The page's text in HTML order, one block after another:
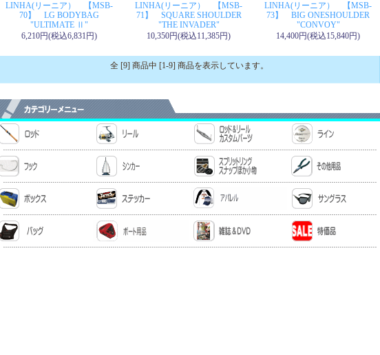
LINHA(リーニア） 【MSB-
70】 LG BODYBAG
"ULTIMATE Ⅱ"
6,210円(税込6,831円)
LINHA(リーニア） 【MSB-
71】 SQUARE SHOULDER
"THE INVADER"
10,350円(税込11,385円)
LINHA(リーニア） 【MSB-
73】 BIG ONESHOULDER
"CONVOY"
14,400円(税込15,840円)
全 [9] 商品中 [1-9] 商品を表示しています。